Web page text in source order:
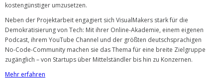
kostengünstiger umzusetzen.
Neben der Projektarbeit engagiert sich VisualMakers stark für die
Demokratisierung von Tech: Mit ihrer Online-Akademie, einem eigenen
Podcast, ihrem YouTube Channel und der größten deutschsprachigen
No-Code-Community machen sie das Thema für eine breite Zielgruppe
zugänglich – von Startups über Mittelständler bis hin zu Konzernen.
Mehr erfahren